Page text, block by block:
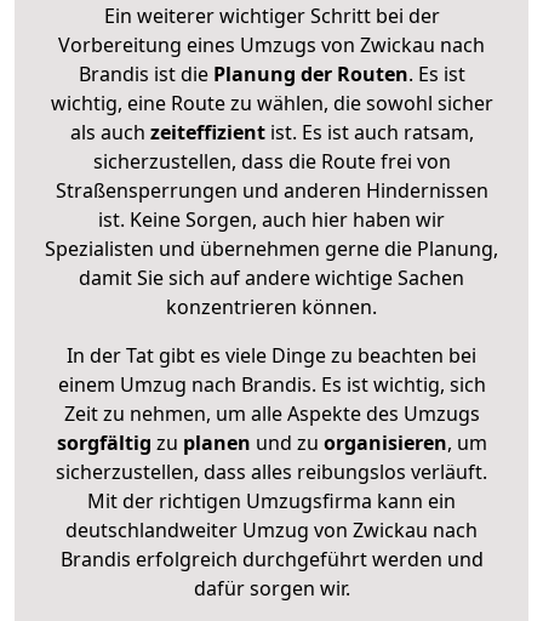
Ein weiterer wichtiger Schritt bei der
Vorbereitung eines Umzugs von Zwickau nach
Brandis ist diePlanung der Routen. Es ist
wichtig, eine Route zu wählen, die sowohl sicher
als auch zeiteffizientist. Es ist auch ratsam,
sicherzustellen, dass die Route frei von
Straßensperrungen und anderen Hindernissen
ist. Keine Sorgen, auch hier haben wir
Spezialisten und übernehmen gerne die Planung,
damit Sie sich auf andere wichtige Sachen
konzentrieren können.
In der Tat gibt es viele Dinge zu beachten bei
einem Umzug nach Brandis. Es ist wichtig, sich
Zeit zu nehmen, um alle Aspekte des Umzugs
sorgfältig zu planen und zu organisieren, um
sicherzustellen, dass alles reibungslos verläuft.
Mit der richtigen Umzugsfirma kann ein
deutschlandweiter Umzug von Zwickau nach
Brandis erfolgreich durchgeführt werden und
dafür sorgen wir.